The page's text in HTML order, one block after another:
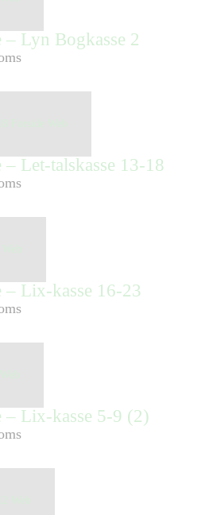
Lyn Bogkasse 2
Let-talskasse 13-18
Lix-kasse 16-23
Lix-kasse 5-9 (2)